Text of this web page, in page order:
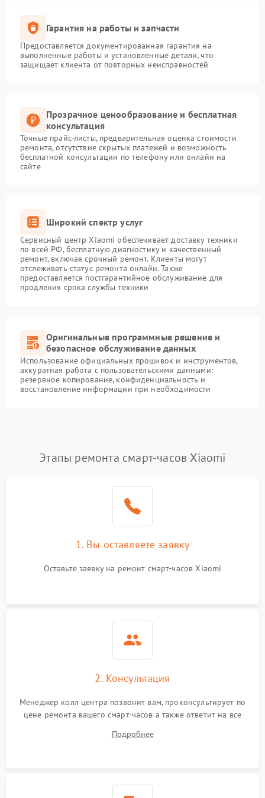
Гарантия на работы и запчасти
Предоставляется документированная гарантия на
выполненные работы и установленные детали, что
защищает клиента от повторных неисправностей
Прозрачное ценообразование и бесплатная
консультация
Точные прайс-листы, предварительная оценка стоимости
ремонта, отсутствие скрытых платежей и возможность
бесплатной консультации по телефону или онлайн на
сайте
Широкий спектр услуг
Сервисный центр Xiaomi обеспечивает доставку техники
по всей РФ, бесплатную диагностику и качественный
ремонт, включая срочный ремонт. Клиенты могут
отслеживать статус ремонта онлайн. Также
предоставляется постгарантийное обслуживание для
продления срока службы техники
Оригинальные программные решение и
безопасное обслуживание данных
Использование официальных прошивок и инструментов,
аккуратная работа с пользовательскими данными:
резервное копирование, конфиденциальность и
восстановление информации при необходимости
Этапы ремонта смарт-часов Xiaomi
1. Вы оставляете заявку
Оставьте заявку на ремонт смарт-часов Xiaomi
2. Консультация
Менеджер колл центра позвонит вам, проконсультирует по
цене ремонта вашего смарт-часов а также ответит на все
Подробнее